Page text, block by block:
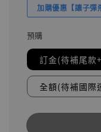
加購優惠【讓子彈
預購
訂金(待補尾款
全額(待補國際